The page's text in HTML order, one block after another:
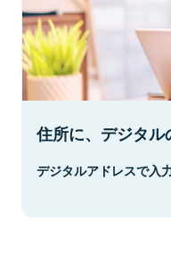
住所に、デジタル
デジタルアドレスで入